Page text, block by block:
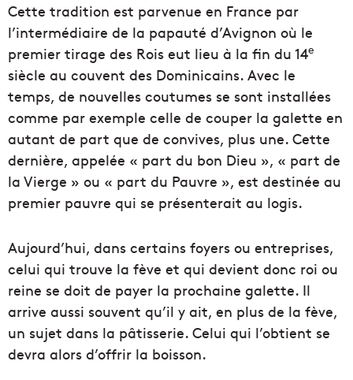
Cette tradition est parvenue en France par
l’intermédiaire de la papauté d’Avignon où le
premier tirage des Rois eut lieu à la fin du 14e
siècle au couvent des Dominicains. Avec le
temps, de nouvelles coutumes se sont installées
comme par exemple celle de couper la galette en
autant de part que de convives, plus une. Cette
dernière, appelée « part du bon Dieu », « part de
la Vierge » ou « part du Pauvre », est destinée au
premier pauvre qui se présenterait au logis.
Aujourd’hui, dans certains foyers ou entreprises,
celui qui trouve la fève et qui devient donc roi ou
reine se doit de payer la prochaine galette. Il
arrive aussi souvent qu’il y ait, en plus de la fève,
un sujet dans la pâtisserie. Celui qui l’obtient se
devra alors d’offrir la boisson.